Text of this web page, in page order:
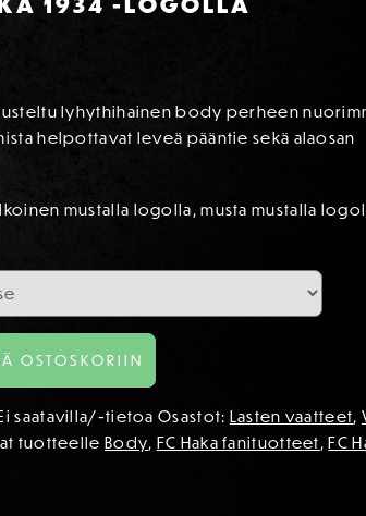
lyhythihainen body perheen
helpottavat leveä pääntie sekä alaosan
mustalla logolla, musta mustalla
OSTOSKORIIN
saatavilla/-tietoa Osastot: Lasten vaatteet,
tuotteelle Body, FC Haka fanituotteet,FC